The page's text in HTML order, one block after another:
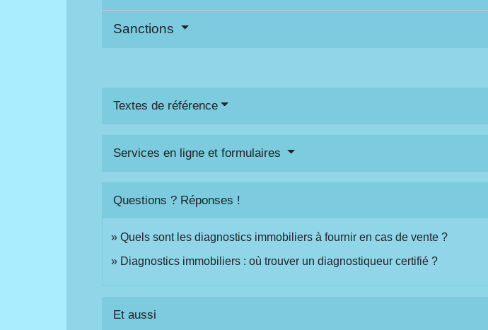
Sanctions
Textes de référence
Services en ligne et formulaires
Questions ? Réponses !
Quels sont les diagnostics immobiliers à fournir en cas de vente ?
Diagnostics immobiliers : où trouver un diagnostiqueur certifié ?
Et aussi